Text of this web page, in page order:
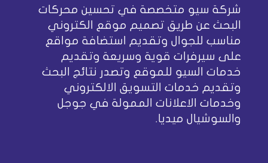
شركة سيو متخصصة في تحسين محركات
البحث عن طريق تصميم موقع الكتروني
مناسب للجوال وتقديم استضافة مواقع
على سيرفرات قوية وسريعة وتقديم
خدمات السيو للموقع وتصدر نتائج البحث
وتقديم خدمات التسويق الالكتروني
وخدمات الاعلانات الممولة في جوجل
والسوشيال ميديا.